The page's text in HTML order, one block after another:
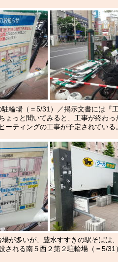
駐輪場（＝5/31）／掲示文書には『
ょっと聞いてみると、工事が終わ
ーティングの工事が予定されている
場が多いが、豊水すすきの駅そばは
される南５西２第２駐輪場（＝5/31